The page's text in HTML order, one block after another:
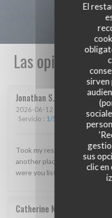
El
sirven
sus
clic
Las opiniones
Jonathan S
2026-06-12 - 19:00 - Invitados 8
Servicio : 1/5 Ambiente:1/5
Took my reservation but
another place for dinner for 8
were you listed as “open”
Catherine N